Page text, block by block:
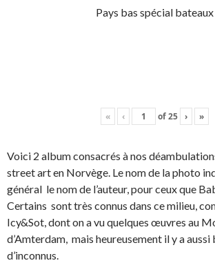
Pays bas spécial bateaux
« ‹ of25 › »
Voici 2 album consacrés à nos
street art en Norvège. Le nom de la photo
général le nom de l’auteur, pour ceux que
Certains sont très connus dans ce milieu,
Icy&Sot, dont on a vu quelques œuvres au
d’Amterdam, mais heureusement il y a aussi
d’inconnus.